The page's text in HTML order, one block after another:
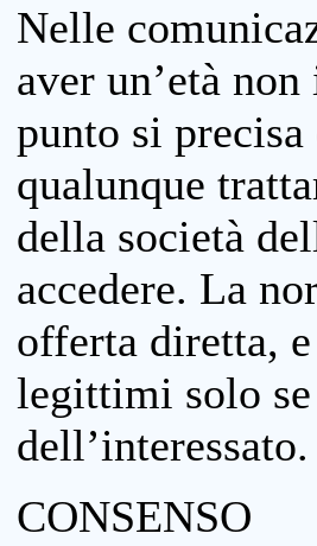
Nelle
aver un’età
punto si
qualunque
della società
accedere. La
offerta diretta,
legittimi solo
dell’interessato.
CONSENSO